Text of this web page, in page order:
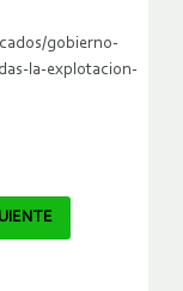
gobierno-
la-explotacion-